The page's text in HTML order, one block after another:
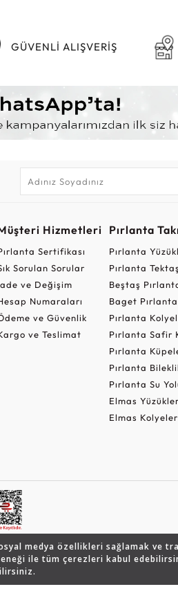
medya özellikleri sağlamak ve
ile tüm çerezleri kabul
GÜVENLİ ALIŞVERİŞ
Hizmetleri
Sertifikası
Sorulan Sorular
ve Değişim
Numaraları
ve Güvenlik
ve Teslimat
Pırlanta
Pırlanta
Pırlanta
Beştaş
Baget
Pırlanta
Pırlanta Safir
Pırlanta
Pırlanta
Pırlanta Su
Elmas Yüzükler
Elmas Kolyeler
Copyright © 2026